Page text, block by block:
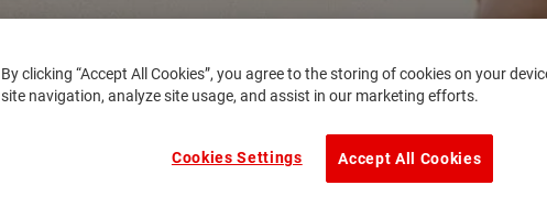
By clicking “Accept All Cookies”, you agree to the storing of cookies on your
site navigation, analyze site usage, and assist in our marketing efforts.
Accept All Cookies
Cookies Settings